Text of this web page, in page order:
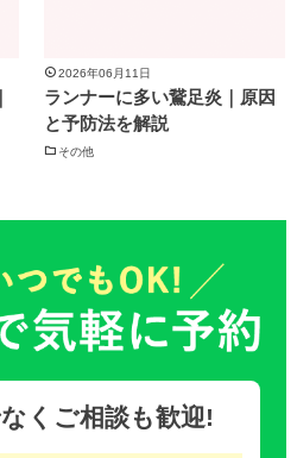
2026年06月11日
ランナーに多い鵞足炎｜原因
と予防法を解説
その他
くご相談も歓迎!